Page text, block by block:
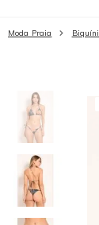
Moda Praia Biquíni